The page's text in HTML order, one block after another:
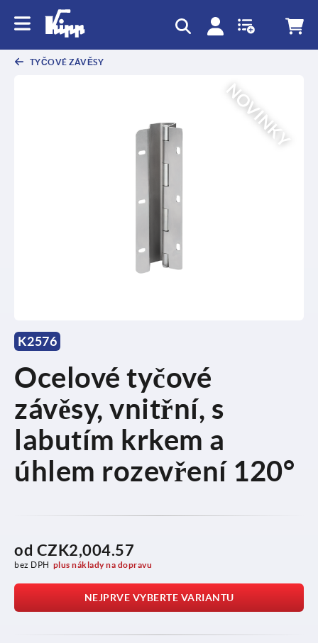
TYČOVÉ ZÁVĚSY
NOVINKY
K2576
Ocelové tyčové
závěsy, vnitřní, s
labutím krkem a
úhlem rozevření 120°
od CZK2,004.57
bez DPH plus náklady na dopravu
NEJPRVE VYBERTE VARIANTU